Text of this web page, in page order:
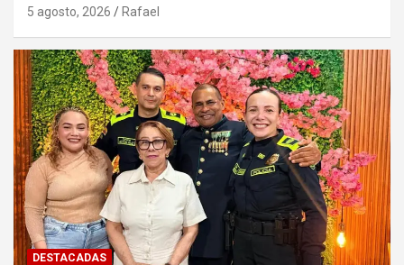
5 agosto, 2026 Rafael
DESTACADAS